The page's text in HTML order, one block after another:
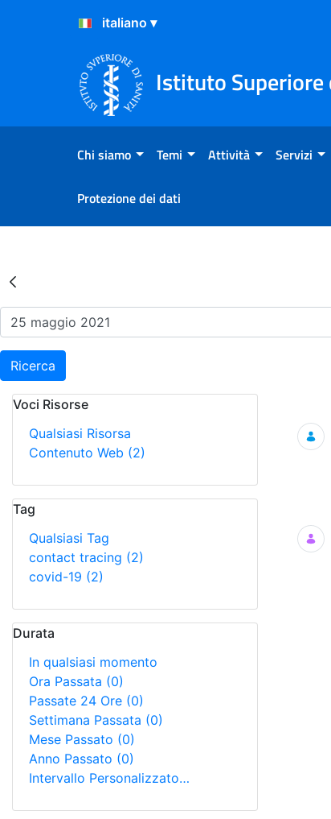
Salta al Contenuto
Salta al Footer
Istituto Superiore
Chi siamo Temi Attività Servizi
Protezione dei dati
Risultati della Ricerca -
Ricerca
Voci Risorse
Qualsiasi Risorsa
Contenuto Web (2)
Tag
Qualsiasi Tag
contact tracing (2)
covid-19 (2)
Durata
In qualsiasi momento
Ora Passata (0)
Passate 24 Ore (0)
Settimana Passata (0)
Mese Passato (0)
Anno Passato (0)
Intervallo Personalizzato…
Ricerca